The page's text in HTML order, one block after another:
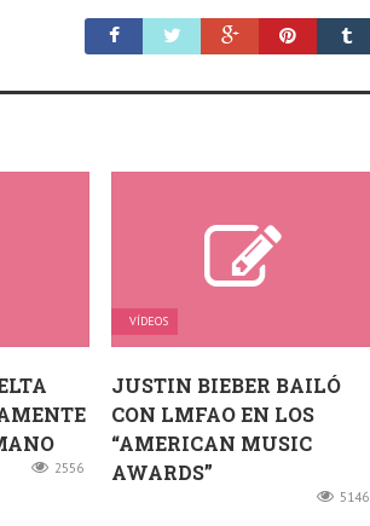
2556
VÍDEOS
JUSTIN BIEBER BAILÓ
CON LMFAO EN LOS
“AMERICAN MUSIC
AWARDS”
5146